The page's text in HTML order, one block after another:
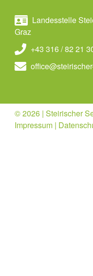
Landesstelle
Graz
+43 316 / 82 21
© 2026 | Steirischer
Impressum |